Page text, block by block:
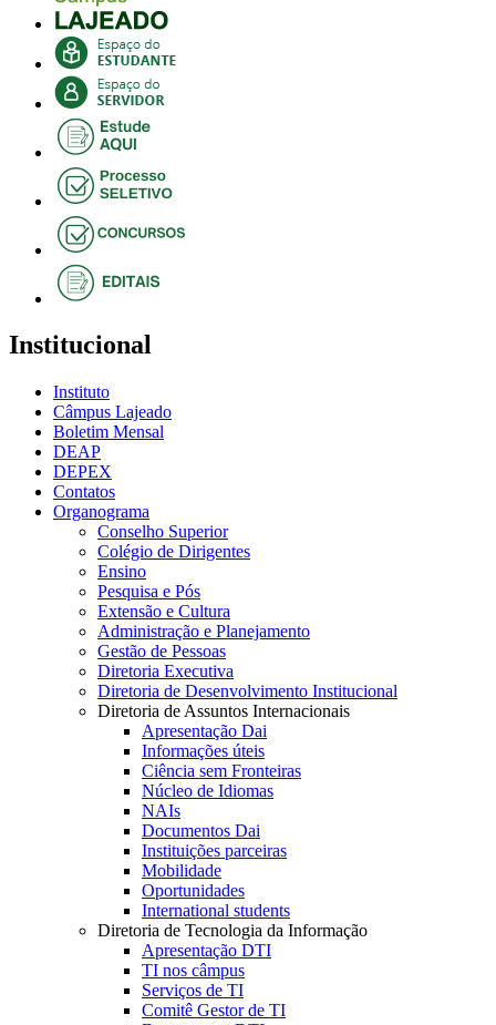
Institucional
Instituto
Câmpus Lajeado
Boletim Mensal
DEAP
DEPEX
Contatos
Organograma
Conselho Superior
Colégio de Dirigentes
Ensino
Pesquisa e Pós
Extensão e Cultura
Administração e Planejamento
Gestão de Pessoas
Diretoria Executiva
Diretoria de Desenvolvimento Institucional
Diretoria de Assuntos Internacionais
Apresentação Dai
Informações úteis
Ciência sem Fronteiras
Núcleo de Idiomas
NAIs
Documentos Dai
Instituições parceiras
Mobilidade
Oportunidades
International students
Diretoria de Tecnologia da Informação
Apresentação DTI
TI nos câmpus
Serviços de TI
Comitê Gestor de TI